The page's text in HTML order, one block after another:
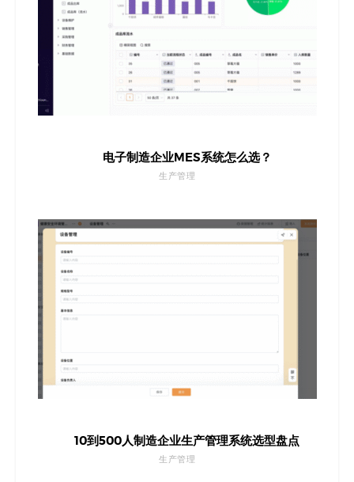
电子制造企业MES系统怎么选？
生产管理
10到500人制造企业生产管理系统选型盘点
生产管理